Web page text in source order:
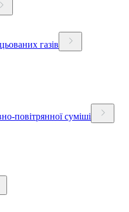
газів
повітрянної суміші